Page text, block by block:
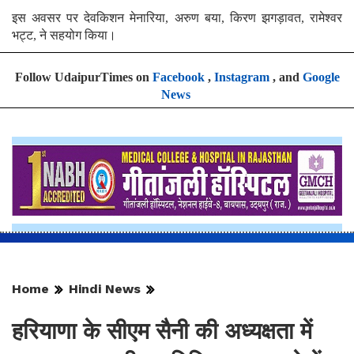
इस अवसर पर देवकिशन मेनारिया, अरुण बया, किरण झगड़ावत, रामेश्वर
भट्ट, ने सहयोग किया।
Follow UdaipurTimes on Facebook, Instagram, and Google
News
Home Hindi News
हरियाणा के सीएम सैनी की अध्यक्षता में